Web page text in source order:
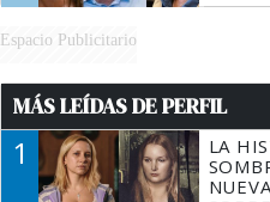
Espacio Publicitario
MÁS LEÍDAS DE PERFIL
1
LA